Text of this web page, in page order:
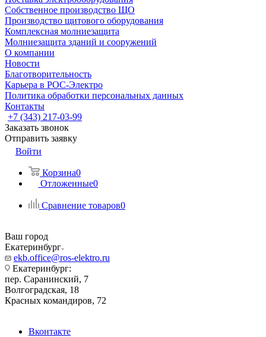
Собственное производство ЩО
Производство щитового оборудования
Комплексная молниезащита
Молниезащита зданий и сооружений
О компании
Новости
Благотворительность
Карьера в РОС-Электро
Политика обработки персональных данных
Контакты
+7 (343) 217-03-99
Заказать звонок
Отправить заявку
Войти
Корзина0
Отложенные0
Сравнение товаров0
Ваш город
Екатеринбург
ekb.office@ros-elektro.ru
Екатеринбург:
пер. Саранинский, 7
Волгоградская, 18
Красных командиров, 72
Вконтакте